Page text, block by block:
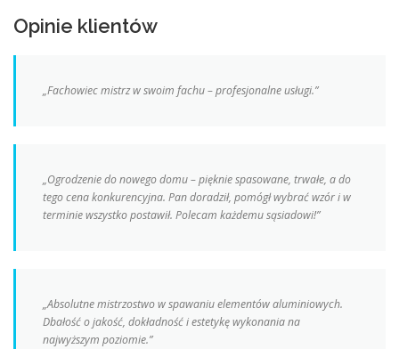
Opinie klientów
„Fachowiec mistrz w swoim fachu – profesjonalne usługi.”
„Ogrodzenie do nowego domu – pięknie spasowane, trwałe, a do
tego cena konkurencyjna. Pan doradził, pomógł wybrać wzór i w
terminie wszystko postawił. Polecam każdemu sąsiadowi!”
„Absolutne mistrzostwo w spawaniu elementów aluminiowych.
Dbałość o jakość, dokładność i estetykę wykonania na
najwyższym poziomie.”